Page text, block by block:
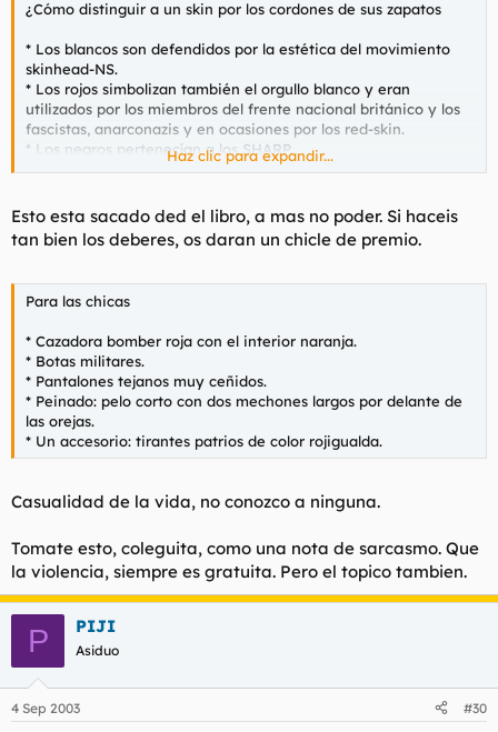
¿Cómo distinguir a un skin por los cordones de sus zapatos
* Los blancos son defendidos por la estética del movimiento
skinhead-NS.
* Los rojos simbolizan también el orgullo blanco y eran
utilizados por los miembros del frente nacional británico y los
fascistas, anarconazis y en ocasiones por los red-skin.
* Los negros pertenecían a los SHARP.
* Los verdes a los SxE.
* Rosados para los homo-skins
Haz clic para expandir...
Esto esta sacado ded el libro, a mas no poder. Si haceis
tan bien los deberes, os daran un chicle de premio.
Para las chicas
* Cazadora bomber roja con el interior naranja.
* Botas militares.
* Pantalones tejanos muy ceñidos.
* Peinado: pelo corto con dos mechones largos por delante de
las orejas.
* Un accesorio: tirantes patrios de color rojigualda.
Casualidad de la vida, no conozco a ninguna.
Tomate esto, coleguita, como una nota de sarcasmo. Que
la violencia, siempre es gratuita. Pero el topico tambien.
P PIJI
Asiduo
4 Sep 2003 #30